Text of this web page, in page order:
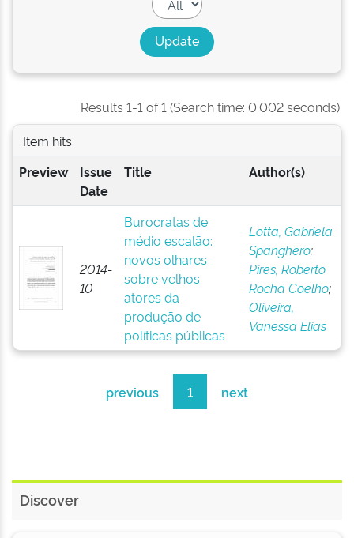
Results 1-1 of 1 (Search time: 0.002 seconds).
Item hits:
Preview
Issue
Date
Title Author(s)
2014-
10
Burocratas de
médio escalão:
novos olhares
sobre velhos
atores da
produção de
políticas públicas
Lotta, Gabriela
Spanghero;
Pires, Roberto
Rocha Coelho;
Oliveira,
Vanessa Elias
previous 1 next
Discover